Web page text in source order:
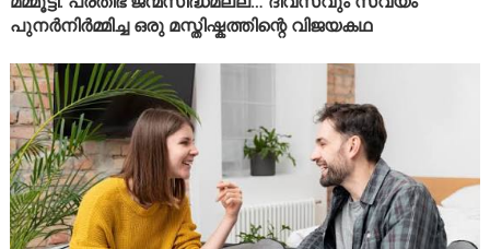
പുനർനിർമ്മിച്ച ഒരു മസ്തിഷ്കത്തിന്റെ വിജയകഥ